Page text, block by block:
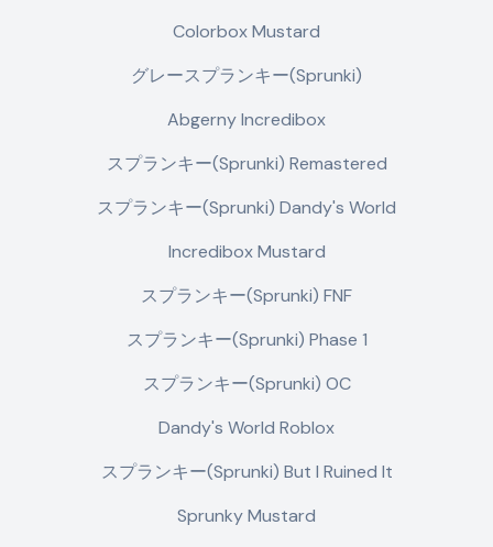
Colorbox Mustard
グレースプランキー(Sprunki)
Abgerny Incredibox
スプランキー(Sprunki) Remastered
スプランキー(Sprunki) Dandy's World
Incredibox Mustard
スプランキー(Sprunki) FNF
スプランキー(Sprunki) Phase 1
スプランキー(Sprunki) OC
Dandy's World Roblox
スプランキー(Sprunki) But I Ruined It
Sprunky Mustard